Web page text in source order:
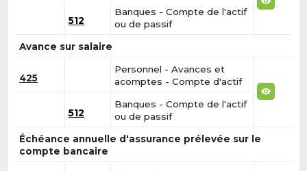
512
Banques - Compte de l'actif
ou de passif
Avance sur salaire
425
Personnel - Avances et
acomptes - Compte d'actif
512
Banques - Compte de l'actif
ou de passif
Échéance annuelle d'assurance prélevée sur le
compte bancaire